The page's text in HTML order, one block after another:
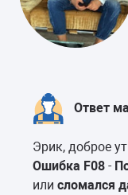
Ответ
Эрик, доброе
Ошибка F08 -
или сломался